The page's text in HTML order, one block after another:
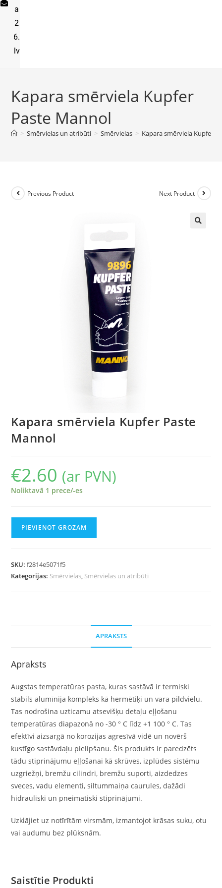
a
2
6.
lv
Kapara smērviela Kupfer
Paste Mannol
> Smērvielas un atribūti > Smērvielas > Kapara smērviela Kupfer
Previous Product Next Product
Kapara smērviela Kupfer Paste
Mannol
€2.60 (ar PVN)
Noliktavā 1 prece/-es
PIEVIENOT GROZAM
SKU:f2814e5071f5
Kategorijas: Smērvielas, Smērvielas un atribūti
APRAKSTS
Apraksts
Augstas temperatūras pasta, kuras sastāvā ir termiski
stabils alumīnija kompleks kā hermētiķi un vara pildvielu.
Tas nodrošina uzticamu atsevišķu detaļu eļļošanu
temperatūras diapazonā no -30 ° C līdz +1 100 ° C. Tas
efektīvi aizsargā no korozijas agresīvā vidē un novērš
kustīgo sastāvdaļu pielipšanu. Šis produkts ir paredzēts
tādu stiprinājumu eļļošanai kā skrūves, izplūdes sistēmu
uzgriežņi, bremžu cilindri, bremžu suporti, aizdedzes
sveces, vadu elementi, siltummaiņa caurules, dažādi
hidrauliski un pneimatiski stiprinājumi.
Uzklājiet uz notīrītām virsmām, izmantojot krāsas suku, otu
vai audumu bez plūksnām.
Saistītie Produkti